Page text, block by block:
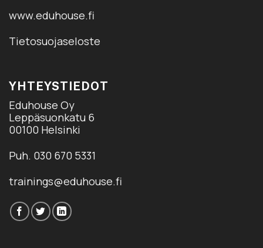
www.eduhouse.fi
Tietosuojaseloste
YHTEYSTIEDOT
Eduhouse Oy
Leppäsuonkatu 6
00100 Helsinki
Puh. 030 670 5331
trainings@eduhouse.fi